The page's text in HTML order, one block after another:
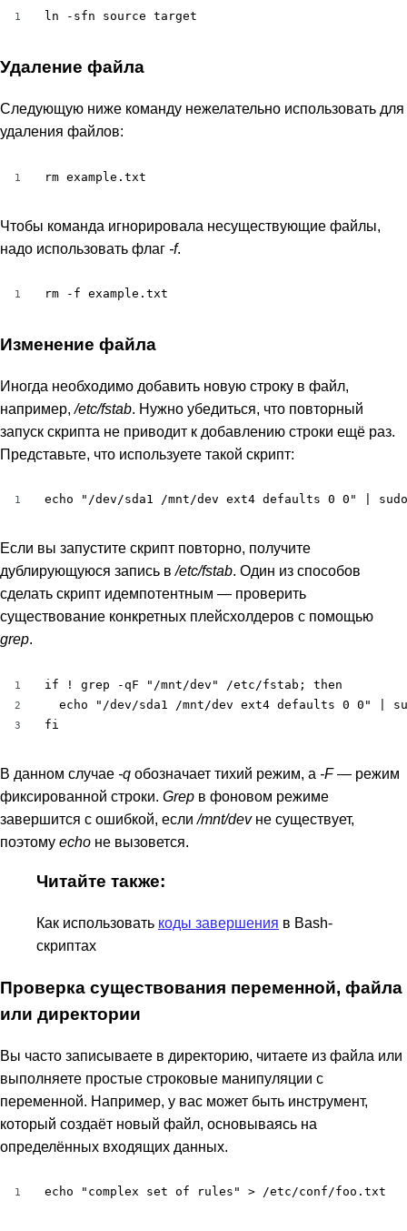
1 ln -sfn source target
Удаление файла
Следующую ниже команду нежелательно использовать для
удаления файлов:
1 rm example.txt
Чтобы команда игнорировала несуществующие файлы,
надо использовать флаг -f.
1 rm -f example.txt
Изменение файла
Иногда необходимо добавить новую строку в файл,
например,/etc/fstab. Нужно убедиться, что повторный
запуск скрипта не приводит к добавлению строки ещё раз.
Представьте, что используете такой скрипт:
1 echo "/dev/sda1 /mnt/dev ext4 defaults 0 0" |
Если вы запустите скрипт повторно, получите
дублирующуюся запись в/etc/fstab. Один из способов
сделать скрипт идемпотентным — проверить
существование конкретных плейсхолдеров с помощью
grep.
1
2
3
if ! grep -qF "/mnt/dev" /etc/fstab; then
echo "/dev/sda1 /mnt/dev ext4 defaults 0 0" |
fi
В данном случае -q обозначает тихий режим, а -F— режим
фиксированной строки. Grep в фоновом режиме
завершится с ошибкой, если /mnt/devне существует,
поэтому echo не вызовется.
Читайте также:
Как использовать коды завершения в Bash-
скриптах
Проверка существования переменной, файла
или директории
Вы часто записываете в директорию, читаете из файла или
выполняете простые строковые манипуляции с
переменной. Например, у вас может быть инструмент,
который создаёт новый файл, основываясь на
определённых входящих данных.
1 echo "complex set of rules" > /etc/conf/foo.txt